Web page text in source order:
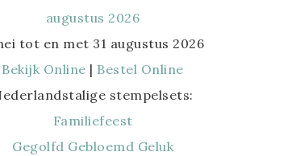
tot en met 31 augustus 2026
Bekijk Online | Bestel Online
stempelsets:
Familiefeest
Gegolfd Gebloemd Geluk